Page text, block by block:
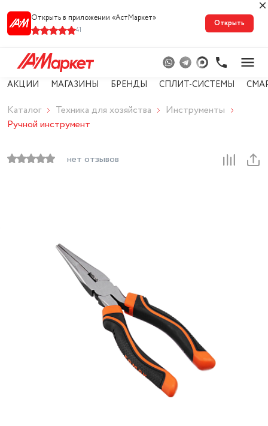
Открыть в приложении «АстМарке‪т‬»
41
Открыть
АКЦИИ МАГАЗИНЫ БРЕНДЫ СПЛИТ-СИСТЕМЫ
Каталог Техника для хозяйства
Инструменты
Ручной инструмент
нет отзывов